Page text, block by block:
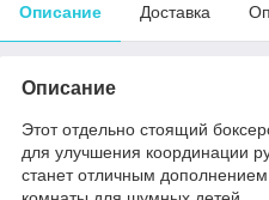
Описание Доставка
Описание
Этот отдельно стоящий
для улучшения координации
станет отличным